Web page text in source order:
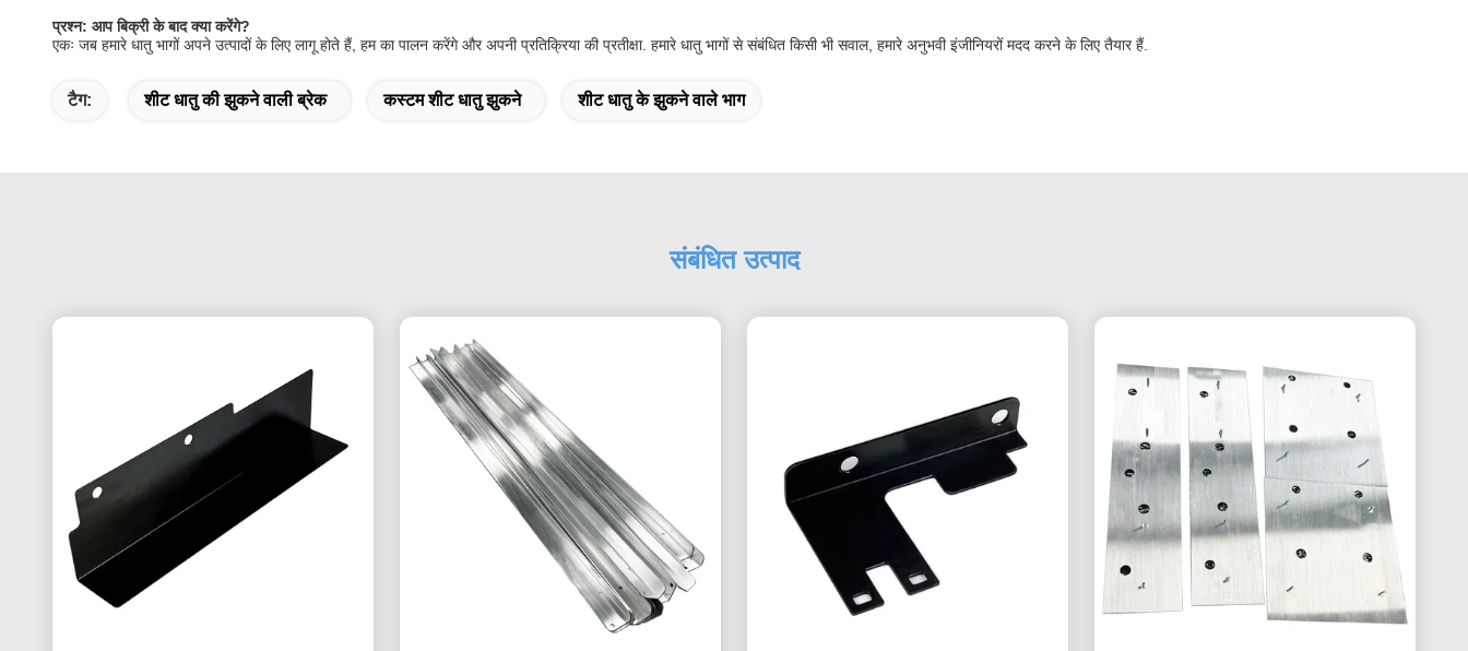
प्रश्न: आप बिक्री के बाद क्या करेंगे?
एकः जब हमारे धातु भागों अपने उत्पादों के लिए लागू होते हैं, हम का पालन करेंगे और अपनी प्रतिक्रिया की प्रतीक्षा. हमारे धातु भागों से संबंधित किसी भी सवाल, हमारे अनुभवी इंजीनियरों मदद करने के लिए तैयार हैं.
टैग: शीट धातु की झुकने वाली ब्रेक कस्टम शीट धातु झुकने शीट धातु के झुकने वाले भाग
संबंधित उत्पाद